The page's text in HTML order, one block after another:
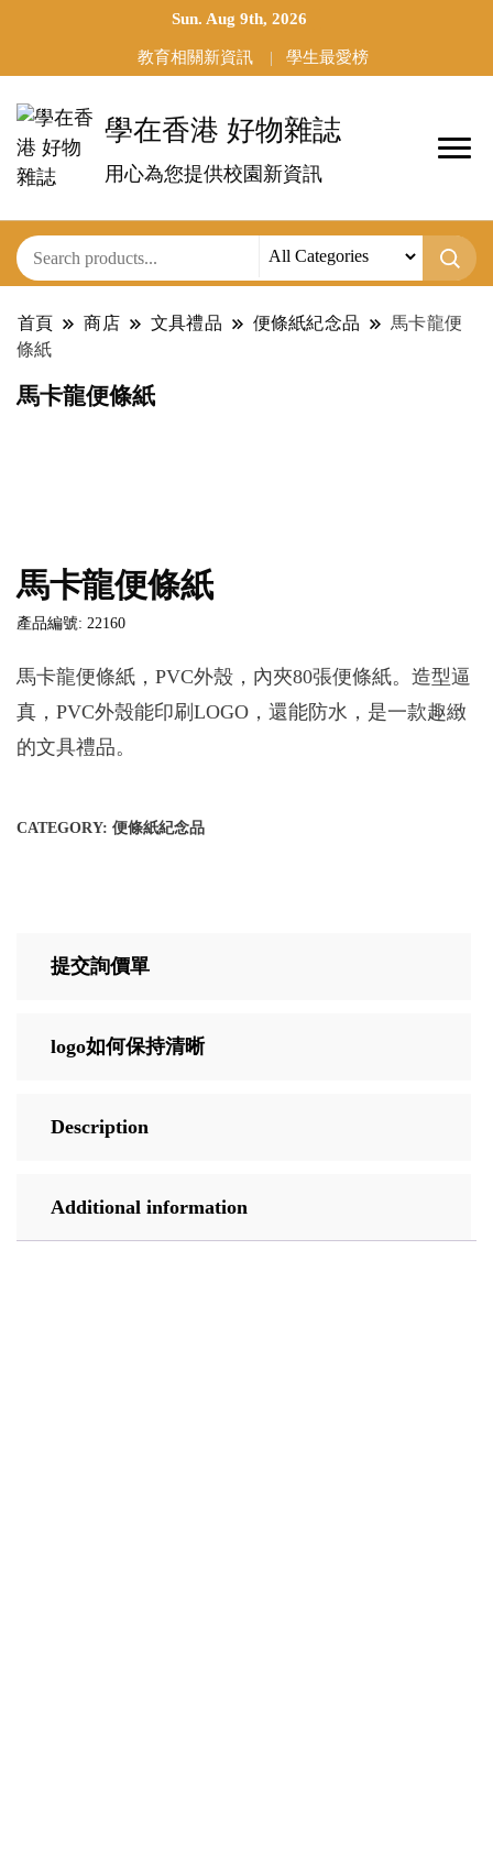
Sun. Aug 9th, 2026
教育相關新資訊 學生最愛榜
學在香港 好物雜誌
用心為您提供校園新資訊
首頁 商店 文具禮品 便條紙紀念品
馬卡龍便
條紙
馬卡龍便條紙
馬卡龍便條紙
產品編號: 22160
馬卡龍便條紙，PVC外殼，內夾80張便條紙。造型逼
真，PVC外殼能印刷LOGO，還能防水，是一款趣緻
的文具禮品。
CATEGORY: 便條紙紀念品
提交詢價單
logo如何保持清晰
Description
Additional information